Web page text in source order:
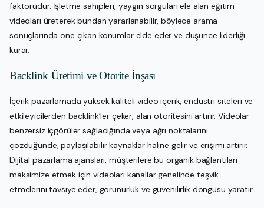
faktörüdür. İşletme sahipleri, yaygın sorguları ele alan eğitim
videoları üreterek bundan yararlanabilir, böylece arama
sonuçlarında öne çıkan konumlar elde eder ve düşünce liderliği
kurar.
Backlink Üretimi ve Otorite İnşası
İçerik pazarlamada yüksek kaliteli video içerik, endüstri siteleri ve
etkileyicilerden backlink’ler çeker, alan otoritesini artırır. Videolar
benzersiz içgörüler sağladığında veya ağrı noktalarını
çözdüğünde, paylaşılabilir kaynaklar haline gelir ve erişimi artırır.
Dijital pazarlama ajansları, müşterilere bu organik bağlantıları
maksimize etmek için videoları kanallar genelinde teşvik
etmelerini tavsiye eder, görünürlük ve güvenilirlik döngüsü yaratır.